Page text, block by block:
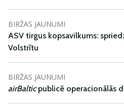
BIRŽAS JAUNUMI
ASV tirgus kopsavilkums:
Volstrītu
BIRŽAS JAUNUMI
airBalticpublicē operacionālās